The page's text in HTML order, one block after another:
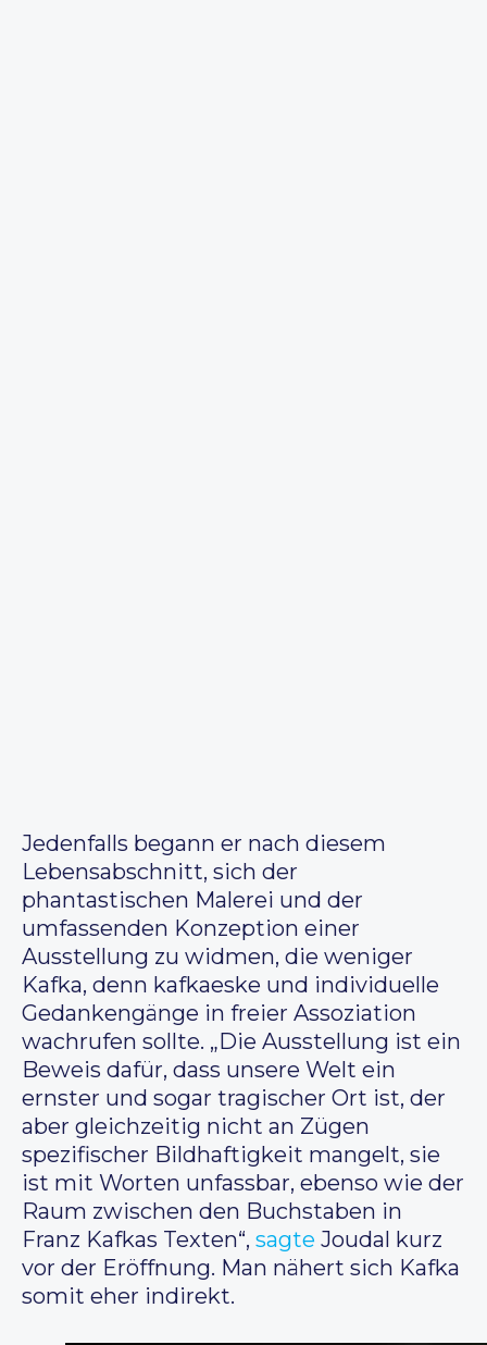
Jedenfalls begann er nach diesem
Lebensabschnitt, sich der
phantastischen Malerei und der
umfassenden Konzeption einer
Ausstellung zu widmen, die weniger
Kafka, denn kafkaeske und individuelle
Gedankengänge in freier Assoziation
wachrufen sollte. „Die Ausstellung ist ein
Beweis dafür, dass unsere Welt ein
ernster und sogar tragischer Ort ist, der
aber gleichzeitig nicht an Zügen
spezifischer Bildhaftigkeit mangelt, sie
ist mit Worten unfassbar, ebenso wie der
Raum zwischen den Buchstaben in
Franz Kafkas Texten“, sagte Joudal kurz
vor der Eröffnung. Man nähert sich Kafka
somit eher indirekt.